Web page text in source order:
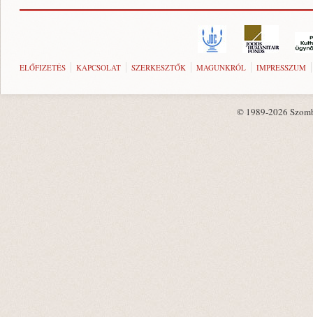
ELŐFIZETÉS KAPCSOLAT SZERKESZTŐK MAGUNKRÓL IMPRESSZUM
© 1989-2026